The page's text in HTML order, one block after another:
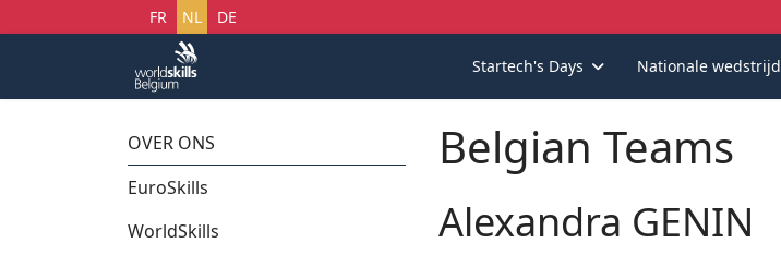
Selecteer uw taal
FR NL DE
Startech's Days Nationale wedstrijd
OVER ONS
EuroSkills
WorldSkills
Belgian Teams
Alexandra GENIN